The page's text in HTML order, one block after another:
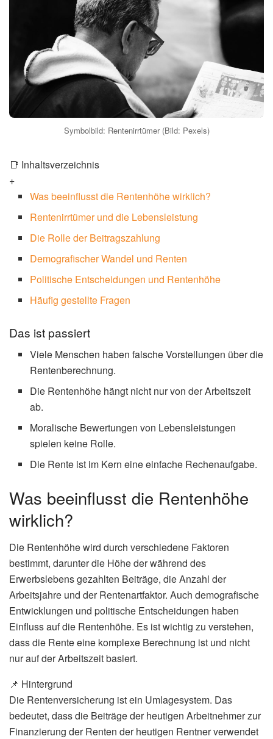
Symbolbild: Rentenirrtümer (Bild: Pexels)
📑 Inhaltsverzeichnis
+
Was beeinflusst die Rentenhöhe wirklich?
Rentenirrtümer und die Lebensleistung
Die Rolle der Beitragszahlung
Demografischer Wandel und Renten
Politische Entscheidungen und Rentenhöhe
Häufig gestellte Fragen
Das ist passiert
Viele Menschen haben falsche Vorstellungen über die
Rentenberechnung.
Die Rentenhöhe hängt nicht nur von der Arbeitszeit
ab.
Moralische Bewertungen von Lebensleistungen
spielen keine Rolle.
Die Rente ist im Kern eine einfache Rechenaufgabe.
Was beeinflusst die Rentenhöhe
wirklich?
Die Rentenhöhe wird durch verschiedene Faktoren
bestimmt, darunter die Höhe der während des
Erwerbslebens gezahlten Beiträge, die Anzahl der
Arbeitsjahre und der Rentenartfaktor. Auch demografische
Entwicklungen und politische Entscheidungen haben
Einfluss auf die Rentenhöhe. Es ist wichtig zu verstehen,
dass die Rente eine komplexe Berechnung ist und nicht
nur auf der Arbeitszeit basiert.
📌 Hintergrund
Die Rentenversicherung ist ein Umlagesystem. Das
bedeutet, dass die Beiträge der heutigen Arbeitnehmer zur
Finanzierung der Renten der heutigen Rentner verwendet